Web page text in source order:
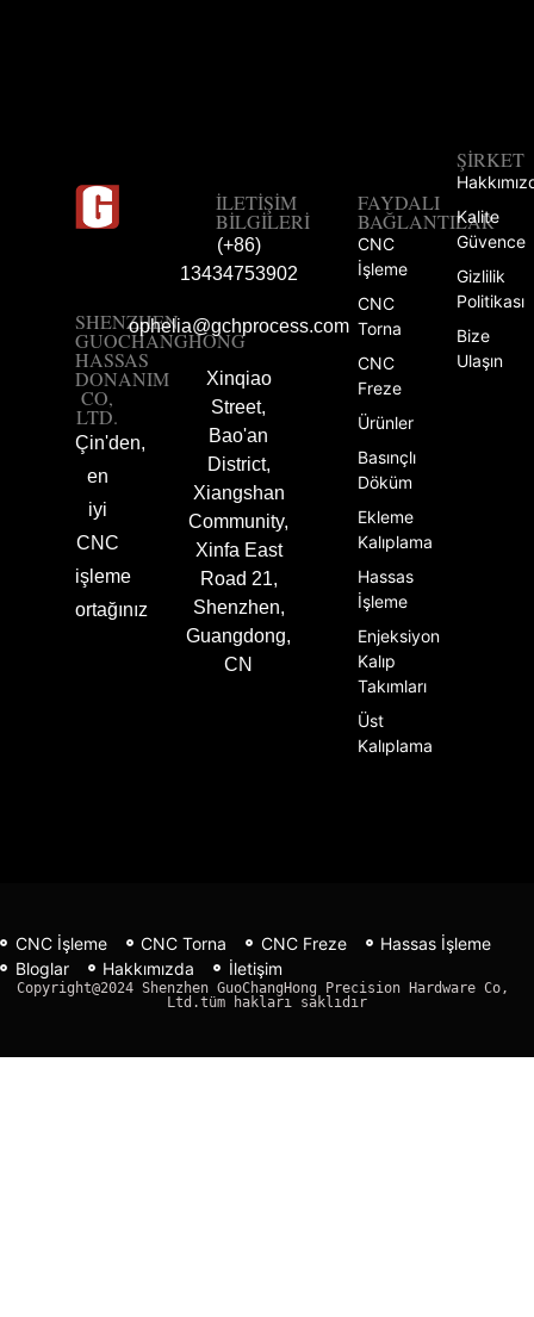
SHENZHEN
GUOCHANGHONG
HASSAS
DONANIM
CO,
LTD.
Çin'den,
en
iyi
CNC
işleme
ortağınız
İLETIŞIM
BILGILERI
(+86)
13434753902
ophelia@gchprocess.com
Xinqiao
Street,
Bao'an
District,
Xiangshan
Community,
Xinfa East
Road 21,
Shenzhen,
Guangdong,
CN
FAYDALI
BAĞLANTILAR
CNC
İşleme
CNC
Torna
CNC
Freze
Ürünler
Basınçlı
Döküm
Ekleme
Kalıplama
Hassas
İşleme
Enjeksiyon
Kalıp
Takımları
Üst
Kalıplama
ŞIRKET
Kalite
Güvence
Gizlilik
Politikası
Bize
Ulaşın
CNC İşleme CNC Torna CNC Freze
Hassas İşleme
Bloglar
Hakkımızda İletişim
Copyright@2024 Shenzhen GuoChangHong Precision Hardware Co,
Ltd.tüm hakları saklıdır